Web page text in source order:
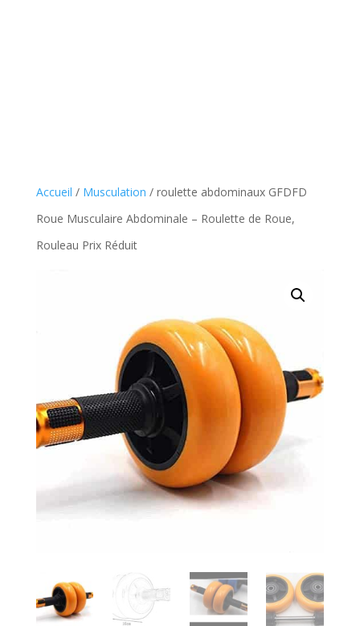
Accueil / Musculation / roulette abdominaux GFDFD
Roue Musculaire Abdominale – Roulette de Roue,
Rouleau Prix Réduit